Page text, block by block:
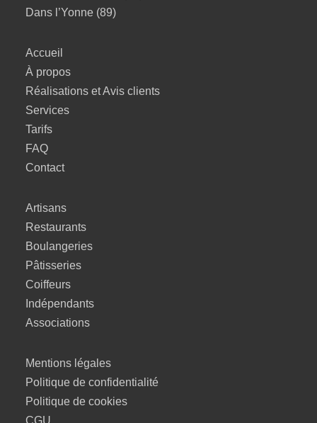
Dans l’Yonne (89)
Accueil
À propos
Réalisations et Avis clients
Services
Tarifs
FAQ
Contact
Artisans
Restaurants
Boulangeries
Pâtisseries
Coiffeurs
Indépendants
Associations
Mentions légales
Politique de confidentialité
Politique de cookies
CGU